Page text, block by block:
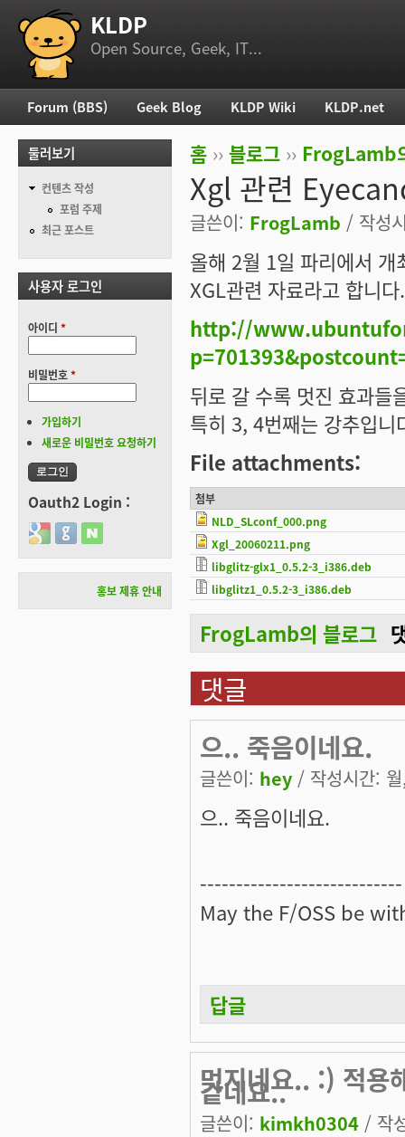
부 메뉴 KLDP
Open Source, Geek, IT...
현재 위치
홈 ›› 블로그 ›› FrogLamb
Xgl 관련
글쓴이: FrogLamb / 작성
올해 2월 1일 파리에서
XGL관련 자료라고 합니다.
http://
뒤로 갈 수록 멋진 효과들
특히 3, 4번째는 강추입니
File attachments:
첨부
NLD_SLconf_000.png
Xgl_20060211.png
libglitz-glx1_0.5.2-3_i386.deb
libglitz1_0.5.2-3_i386.deb
FrogLamb의 블로그
댓글
으.. 죽음이네요.
글쓴이: hey / 작성시간:
으.. 죽음이네요.
----------------------------
May the F/OSS be
답글
멋지네요.. :) 적용
같네요..
글쓴이: kimkh0304 / 작
주 메뉴
Forum (BBS) Geek Blog KLDP Wiki KLDP.net
둘러보기
컨텐츠 작성
포럼 주제
최근 포스트
사용자 로그인
아이디 *
비밀번호*
가입하기
새로운 비밀번호 요청하기
Oauth2 Login :
Login with Google
Login with GitHub
Login with Naver
홍보 제휴 안내